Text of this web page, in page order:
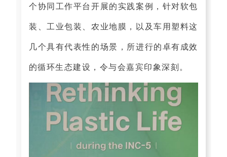
个协同工作平台开展的实践案例，针对软包
装、工业包装、农业地膜，以及车用塑料这
几个具有代表性的场景，所进行的卓有成效
的循环生态建设，令与会嘉宾印象深刻。